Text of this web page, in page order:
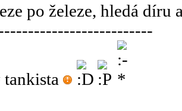
po železe, hledá díru